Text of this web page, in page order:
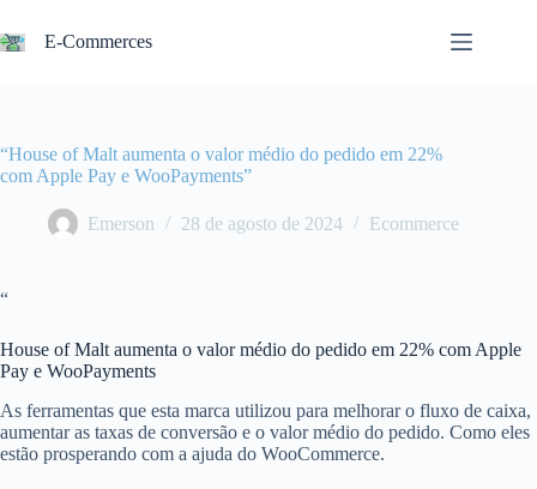
para
o
E-Commerces
“House of Malt aumenta o valor médio do pedido em 22%
com Apple Pay e WooPayments”
Emerson 28 de agosto de 2024 Ecommerce
“
House of Malt aumenta o valor médio do pedido em 22% com Apple
Pay e WooPayments
As ferramentas que esta marca utilizou para melhorar o fluxo de caixa,
aumentar as taxas de conversão e o valor médio do pedido. Como eles
estão prosperando com a ajuda do WooCommerce.